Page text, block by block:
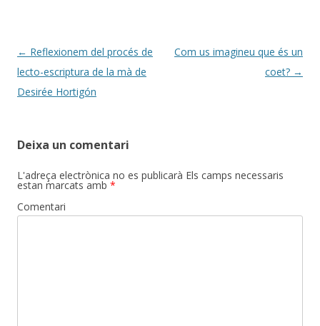
Post
navigation
← Reflexionem del procés de
lecto-escriptura de la mà de
Desirée Hortigón
Com us imagineu que és un
coet? →
Deixa un comentari
L'adreça electrònica no es publicarà Els camps necessaris
estan marcats amb *
Comentari